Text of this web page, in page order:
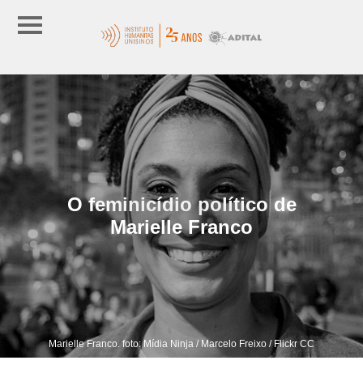
O feminicídio político de
Marielle Franco
Marielle Franco. foto: Mídia Ninja / Marcelo Freixo / Flickr CC